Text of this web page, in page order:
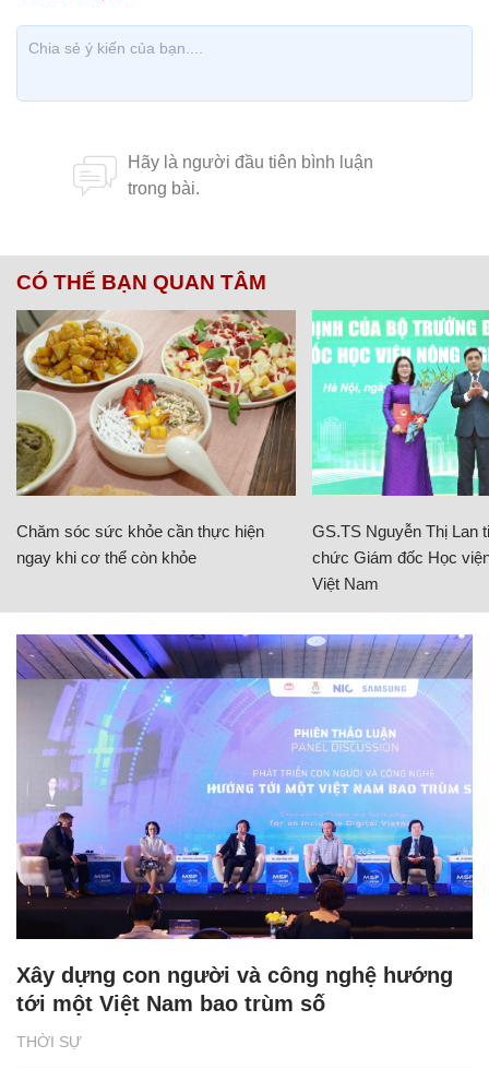
CÓ THỂ BẠN QUAN TÂM
Chăm sóc sức khỏe cần thực hiện
ngay khi cơ thể còn khỏe
GS.TS Nguyễn Thị Lan
chức Giám đốc Học
Việt Nam
THỜI SỰ
Xây dựng con người và công nghệ hướng
tới một Việt Nam bao trùm số